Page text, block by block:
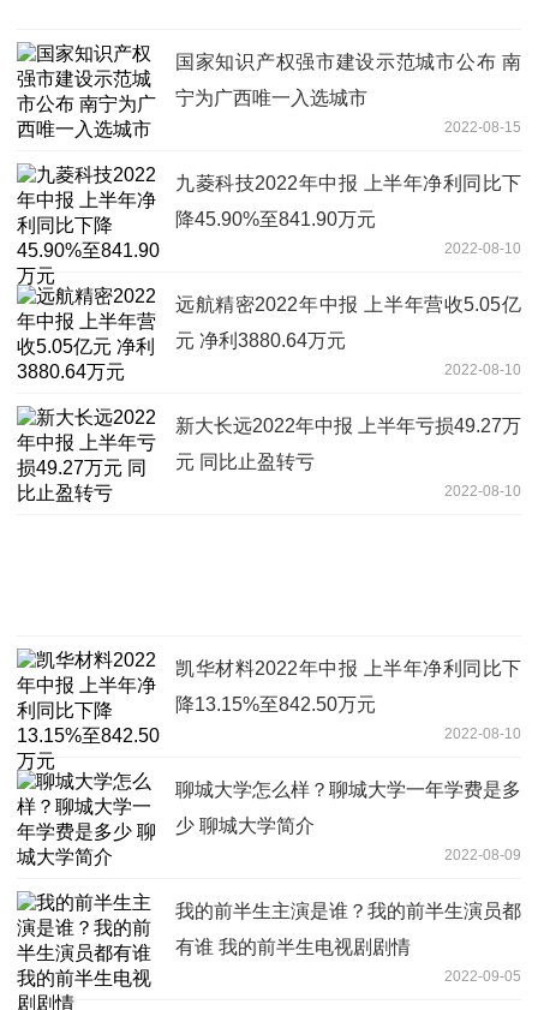
国家知识产权强市建设示范城市公布 南
宁为广西唯一入选城市
2022-08-15
九菱科技2022年中报 上半年净利同比下
降45.90%至841.90万元
2022-08-10
远航精密2022年中报 上半年营收5.05亿
元 净利3880.64万元
2022-08-10
新大长远2022年中报 上半年亏损49.27万
元 同比止盈转亏
2022-08-10
凯华材料2022年中报 上半年净利同比下
降13.15%至842.50万元
2022-08-10
聊城大学怎么样？聊城大学一年学费是多
少 聊城大学简介
2022-08-09
我的前半生主演是谁？我的前半生演员都
有谁 我的前半生电视剧剧情
2022-09-05